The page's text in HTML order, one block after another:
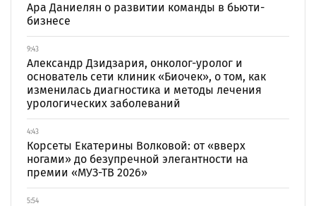
Ара Даниелян о развитии команды в бьюти-
бизнесе
9:43
Александр Дзидзария, онколог-уролог и
основатель сети клиник «Биочек», о том, как
изменилась диагностика и методы лечения
урологических заболеваний
4:43
Корсеты Екатерины Волковой: от «вверх
ногами» до безупречной элегантности на
премии «МУЗ-ТВ 2026»
5:54